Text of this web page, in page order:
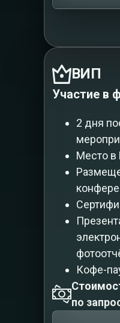
ВИП
Участие в
2 дня
Место
Кофе-
по